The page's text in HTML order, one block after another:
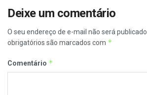
Deixe um comentário
O seu endereço de e-mail não será publicado.
obrigatórios são marcados com *
Comentário *